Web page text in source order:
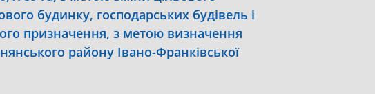
будинку, господарських будівель і
призначення, з метою визначення
району Івано-Франківської